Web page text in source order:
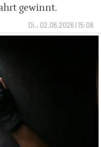
gewinnt.
Di., 02.06.2026 | 15:08